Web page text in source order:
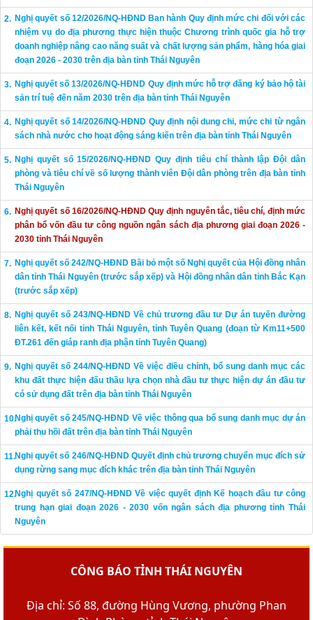
Nghị quyết số 12/2026/NQ-HĐND Ban hành Quy định mức chi đối với các
nhiệm vụ do địa phương thực hiện thuộc Chương trình quốc gia hỗ trợ
doanh nghiệp nâng cao năng suất và chất lượng sản phẩm, hàng hóa giai
đoạn 2026 - 2030 trên địa bàn tỉnh Thái Nguyên
Nghị quyết số 13/2026/NQ-HĐND Quy định mức hỗ trợ đăng ký bảo hộ tài
sản trí tuệ đến năm 2030 trên địa bàn tỉnh Thái Nguyên
Nghị quyết số 14/2026/NQ-HĐND Quy định nội dung chi, mức chi từ ngân
sách nhà nước cho hoạt động sáng kiến trên địa bàn tỉnh Thái Nguyên
Nghị quyết số 15/2026/NQ-HĐND Quy định tiêu chí thành lập Đội dân
phòng và tiêu chí về số lượng thành viên Đội dân phòng trên địa bàn tỉnh
Thái Nguyên
Nghị quyết số 16/2026/NQ-HĐND Quy định nguyên tắc, tiêu chí, định mức
phân bổ vốn đầu tư công nguồn ngân sách địa phương giai đoạn 2026 -
2030 tỉnh Thái Nguyên
Nghị quyết số 242/NQ-HĐND Bãi bỏ một số Nghị quyết của Hội đồng nhân
dân tỉnh Thái Nguyên (trước sắp xếp) và Hội đồng nhân dân tỉnh Bắc Kạn
(trước sắp xếp)
Nghị quyết số 243/NQ-HĐND Về chủ trương đầu tư Dự án tuyến đường
liên kết, kết nối tỉnh Thái Nguyên, tỉnh Tuyên Quang (đoạn từ Km11+500
ĐT.261 đến giáp ranh địa phận tỉnh Tuyên Quang)
Nghị quyết số 244/NQ-HĐND Về việc điều chỉnh, bổ sung danh mục các
khu đất thực hiện đấu thầu lựa chọn nhà đầu tư thực hiện dự án đầu tư
có sử dụng đất trên địa bàn tỉnh Thái Nguyên
Nghị quyết số 245/NQ-HĐND Về việc thông qua bổ sung danh mục dự án
phải thu hồi đất trên địa bàn tỉnh Thái Nguyên
Nghị quyết số 246/NQ-HĐND Quyết định chủ trương chuyển mục đích sử
dụng rừng sang mục đích khác trên địa bàn tỉnh Thái Nguyên
Nghị quyết số 247/NQ-HĐND Về việc quyết định Kế hoạch đầu tư công
trung hạn giai đoạn 2026 - 2030 vốn ngân sách địa phương tỉnh Thái
Nguyên
CÔNG BÁO TỈNH THÁI NGUYÊN
Địa chỉ: Số 88, đường Hùng Vương, phường Phan